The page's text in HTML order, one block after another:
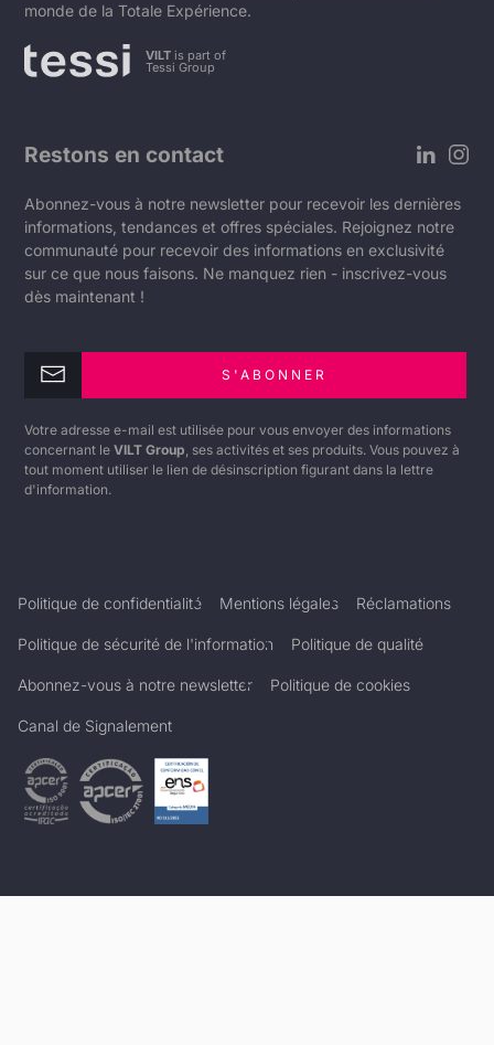
monde de la Totale Expérience.
VILT is part of
Tessi Group
Restons en contact
Abonnez-vous à notre newsletter pour recevoir les dernières
informations, tendances et offres spéciales. Rejoignez notre
communauté pour recevoir des informations en exclusivité
sur ce que nous faisons. Ne manquez rien - inscrivez-vous
dès maintenant !
S'ABONNER
Votre adresse e-mail est utilisée pour vous envoyer des informations
concernant le VILT Group, ses activités et ses produits. Vous pouvez à
tout moment utiliser le lien de désinscription figurant dans la lettre
d'information.
Politique de confidentialité Mentions légales Réclamations
Politique de sécurité de l'information Politique de qualité
Abonnez-vous à notre newsletter Politique de cookies
Canal de Signalement